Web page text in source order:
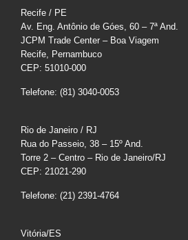
Recife / PE
Av. Eng. Antônio de Góes, 60 – 7ª And.
JCPM Trade Center – Boa Viagem
Recife, Pernambuco
CEP: 51010-000
Telefone: (81) 3040-0053
Rio de Janeiro / RJ
Rua do Passeio, 38 – 15º And.
Torre 2 – Centro – Rio de Janeiro/RJ
CEP: 21021-290
Telefone: (21) 2391-4764
Vitória/ES